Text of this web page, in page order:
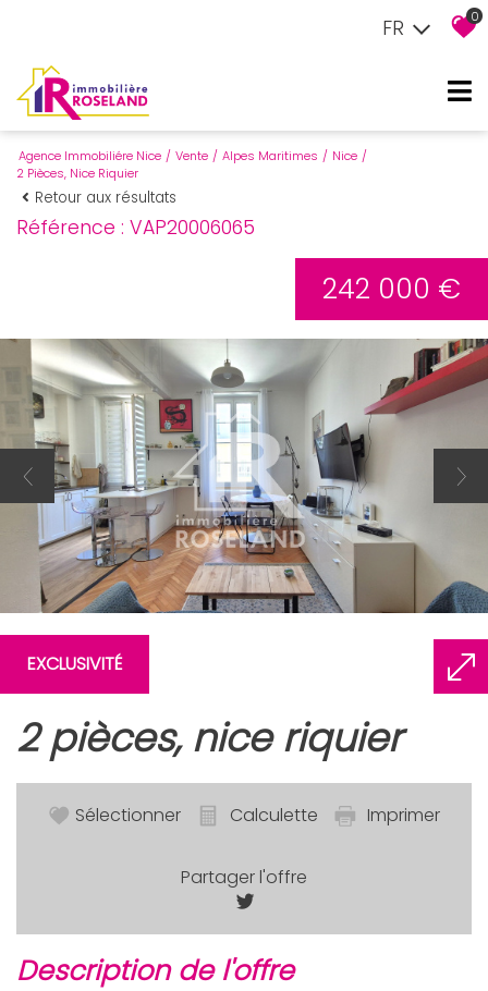
FR 0
Agence Immobiliére Nice Vente Alpes Maritimes
Nice
2 Pièces, Nice Riquier
Retour aux résultats
Référence : VAP20006065
EXCLUSIVITÉ
242 000 €
2 pièces, nice riquier
Sélectionner Calculette Imprimer
Partager l'offre
description de l'offre